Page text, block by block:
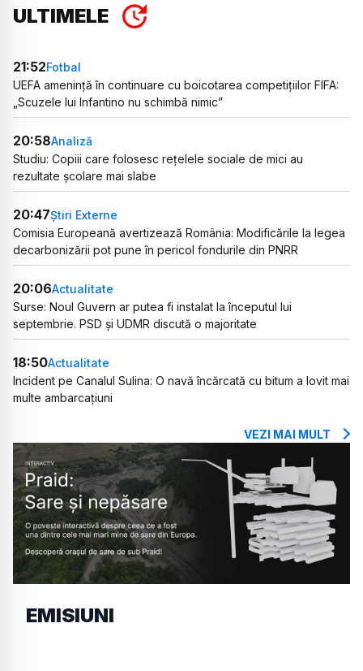
ULTIMELE
21:52Fotbal
UEFA amenință în continuare cu boicotarea competițiilor FIFA:
„Scuzele lui Infantino nu schimbă nimic”
20:58Analiză
Studiu: Copiii care folosesc rețelele sociale de mici au
rezultate școlare mai slabe
20:47Știri Externe
Comisia Europeană avertizează România: Modificările la legea
decarbonizării pot pune în pericol fondurile din PNRR
20:06Actualitate
Surse: Noul Guvern ar putea fi instalat la începutul lui
septembrie. PSD și UDMR discută o majoritate
18:50Actualitate
Incident pe Canalul Sulina: O navă încărcată cu bitum a lovit mai
multe ambarcațiuni
VEZI MAI MULT
EMISIUNI